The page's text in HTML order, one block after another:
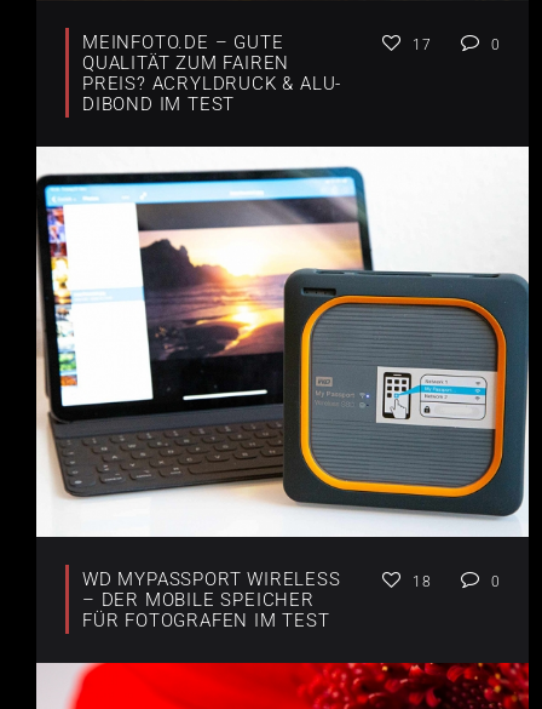
MEINFOTO.DE – GUTE
QUALITÄT ZUM FAIREN
PREIS? ACRYLDRUCK & ALU-
DIBOND IM TEST
17 0
WD MYPASSPORT WIRELESS
– DER MOBILE SPEICHER
FÜR FOTOGRAFEN IM TEST
18 0